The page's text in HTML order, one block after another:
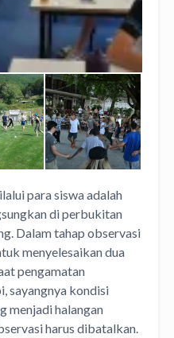
para siswa adalah
di perbukitan
Dalam tahap observasi
menyelesaikan dua
pengamatan
sayangnya kondisi
menjadi halangan
harus dibatalkan.